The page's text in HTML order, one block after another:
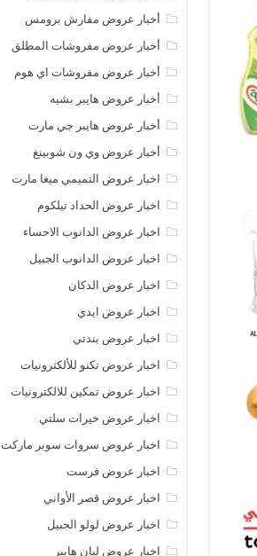
أخبار عروض مفارش برومس
أخبار عروض مفروشات المطلق
أخبار عروض مفروشات اي هوم
أخبار عروض هايبر بشيه
أخبار عروض هايبر جي مارت
أخبار عروض وي ون شوبينغ
اخبار عروض التميمي ميغا مارت
اخبار عروض الحداد تيلكوم
اخبار عروض الدانوب الاحساء
اخبار عروض الدانوب الجبيل
اخبار عروض الدكان
اخبار عروض ايدي
اخبار عروض بندتي
اخبار عروض تكنو للألكترونيات
اخبار عروض تمكين للالكترونيات
اخبار عروض خيرات سلتي
اخبار عروض سروات سوبر ماركت
اخبار عروض فرست
اخبار عروض قصر الأواني
اخبار عروض لولو الجبيل
اخبار عروض ليان هايبر